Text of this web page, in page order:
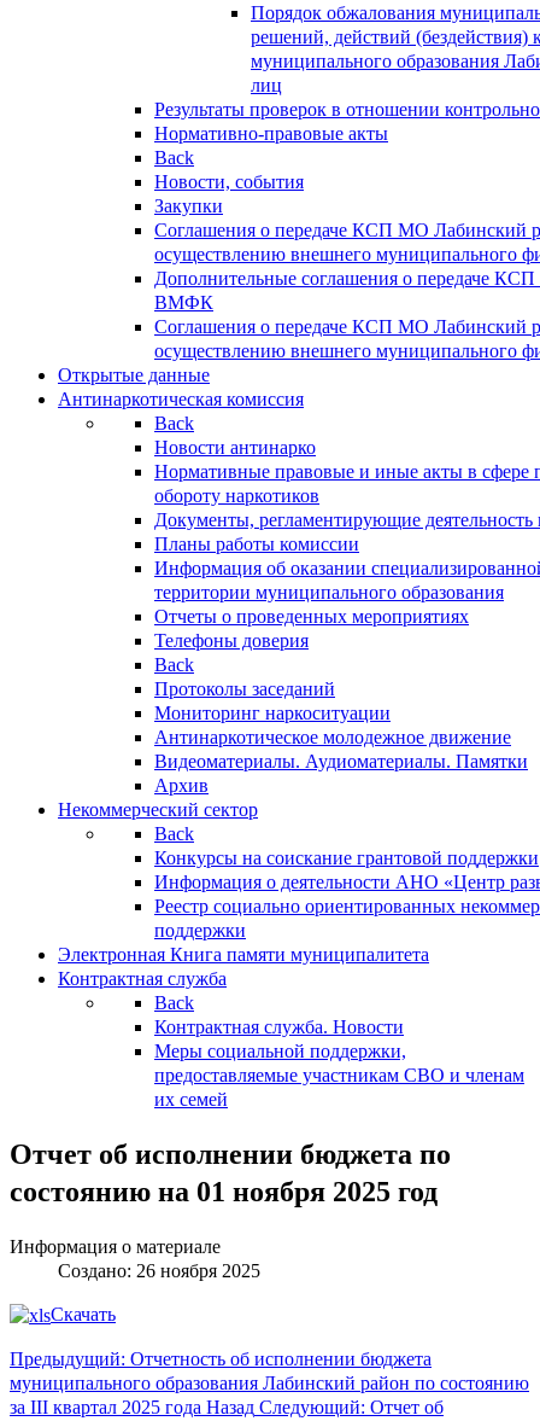
Порядок обжалования
решений, действий (бездействия)
муниципального образования
лиц
Результаты проверок в отношении
Нормативно-правовые акты
Back
Новости, события
Закупки
Соглашения о передаче КСП МО Лабинский
осуществлению внешнего муниципального
Дополнительные соглашения о передаче
ВМФК
Соглашения о передаче КСП МО Лабинский
осуществлению внешнего муниципального
Открытые данные
Антинаркотическая комиссия
Back
Новости антинарко
Нормативные правовые и иные акты в сфере
обороту наркотиков
Документы, регламентирующие деятельность
Планы работы комиссии
Информация об оказании
территории муниципального образования
Отчеты о проведенных мероприятиях
Телефоны доверия
Back
Протоколы заседаний
Мониторинг наркоситуации
Антинаркотическое молодежное движение
Видеоматериалы. Аудиоматериалы. Памятки
Архив
Некоммерческий сектор
Back
Конкурсы на соискание грантовой поддержки
Информация о деятельности АНО «Центр
Реестр социально ориентированных
поддержки
Электронная Книга памяти муниципалитета
Контрактная служба
Back
Контрактная служба. Новости
Меры социальной поддержки,
предоставляемые участникам СВО и членам
их семей
Отчет об исполнении бюджета по
состоянию на 01 ноября 2025 год
Информация о материале
Создано: 26 ноября 2025
Скачать
Предыдущий: Отчетность об исполнении бюджета
муниципального образования Лабинский район по состоянию
за III квартал 2025 года Назад Следующий: Отчет об